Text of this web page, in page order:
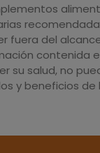
fuera del
contenida
su salud, no
y beneficios